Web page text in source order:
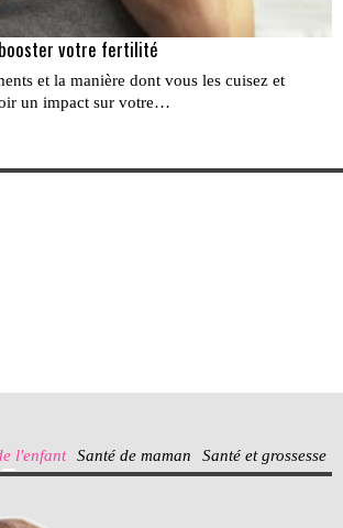
votre fertilité
et la manière dont vous les cuisez et
un impact sur votre…
l'enfant Santé de maman Santé et grossesse